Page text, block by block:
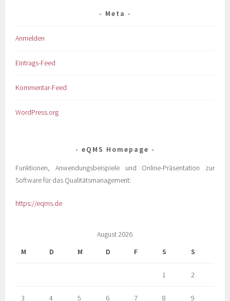
Meta
Anmelden
Eintrags-Feed
Kommentar-Feed
WordPress.org
eQMS Homepage
Funktionen, Anwendungsbeispiele und Online-Präsentation zur
Software für das Qualitätsmanagement:
https://eqms.de
August 2026
M
D M D F S S
1 2
3 4 5 6 7 8 9